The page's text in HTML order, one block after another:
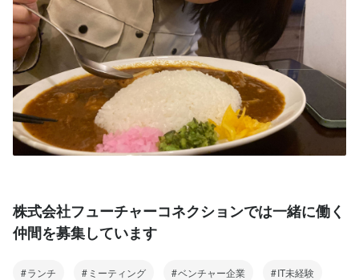
株式会社フューチャーコネクションでは一緒に働く
仲間を募集しています
ランチ ミーティング ベンチャー企業 IT未経験